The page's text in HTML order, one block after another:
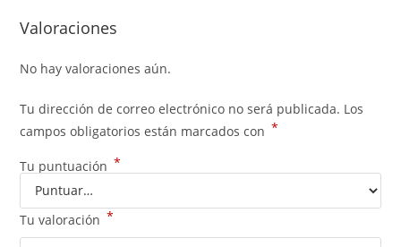
Valoraciones
No hay valoraciones aún.
Tu dirección de correo electrónico no será publicada. Los
campos obligatorios están marcados con *
Tu puntuación *
Tu valoración *